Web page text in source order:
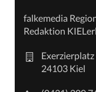
falkemedia
Redaktion
Exerzierplatz
24103 Kiel